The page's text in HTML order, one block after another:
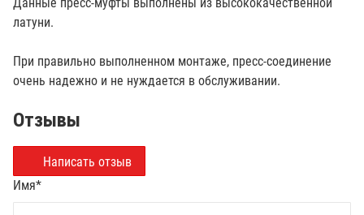
латуни.
При правильно выполненном монтаже, пресс-соединение
очень надежно и не нуждается в обслуживании.
Отзывы
Написать отзыв
Имя*